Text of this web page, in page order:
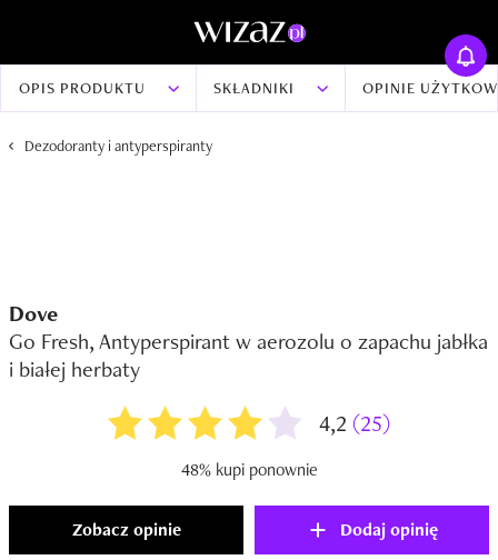
OPIS PRODUKTU SKŁADNIKI OPINIE
Dezodoranty i antyperspiranty
Dove
Go Fresh, Antyperspirant w aerozolu o zapachu jabłka
i białej herbaty
4,2 (25)
48% kupi ponownie
Zobacz opinie Dodaj opinię